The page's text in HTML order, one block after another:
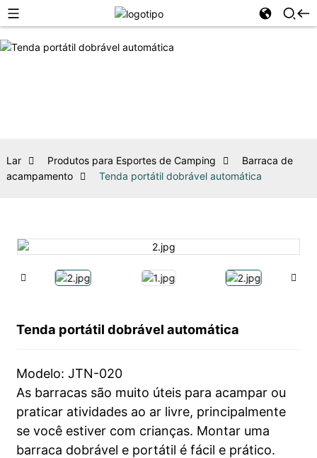
Lar Produtos para Esportes de Camping
Barraca de
acampamento
Tenda portátil dobrável automática
Tenda portátil dobrável automática
Modelo: JTN-020
As barracas são muito úteis para acampar ou
praticar atividades ao ar livre, principalmente
se você estiver com crianças. Montar uma
barraca dobrável e portátil é fácil e prático.